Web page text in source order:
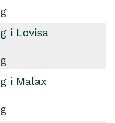
i Lovisa
i Malax